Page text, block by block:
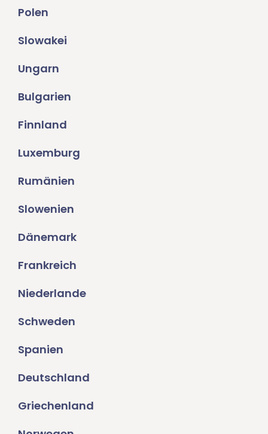
Polen
Slowakei
Ungarn
Bulgarien
Finnland
Luxemburg
Rumänien
Slowenien
Dänemark
Frankreich
Niederlande
Schweden
Spanien
Deutschland
Griechenland